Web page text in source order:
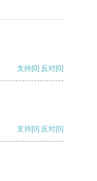
支持[0] 反对[0]
支持[0] 反对[0]